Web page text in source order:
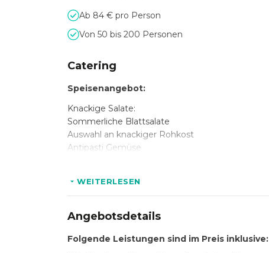
Ab 84 € pro Person
Von 50 bis 200 Personen
Catering
Speisenangebot:
Knackige Salate:
Sommerliche Blattsalate
Auswahl an knackiger Rohkost
Antipasti Gemüse
Hausgemachter Kartoffelsalat
Tomate-Mozzarella mit grünem Pesto
Frisch vom Grill:
Putensteak mit Curry
WEITERLESEN
Angebotsdetails
Folgende Leistungen sind im Preis inklusive: